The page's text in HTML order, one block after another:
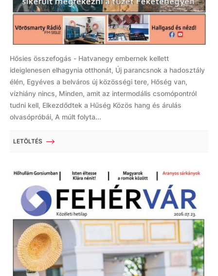
Hősies összefogás - Hatvanegy embernek kellett
ideiglenesen elhagynia otthonát, Új parancsnok a hadosztály
élén, Egyéves a belváros új közösségi tere, Hőség van,
vízhiány nincs, Minden, amit az intermodális csomópontról
tudni kell, Elkezdődtek a Hűség Közös hang és árulás
olvasópróbái, A múlt folyta...
LETÖLTÉS